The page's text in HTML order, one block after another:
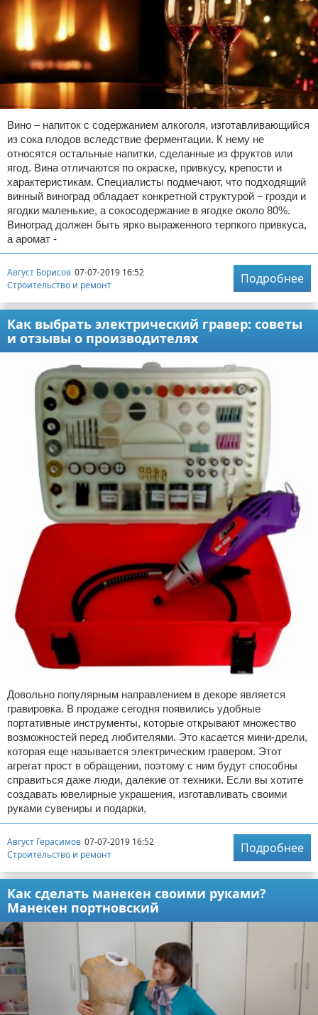
Вино – напиток с содержанием алкоголя, изготавливающийся
из сока плодов вследствие ферментации. К нему не
относятся остальные напитки, сделанные из фруктов или
ягод. Вина отличаются по окраске, привкусу, крепости и
характеристикам. Специалисты подмечают, что подходящий
винный виноград обладает конкретной структурой – грозди и
ягодки маленькие, а сокосодержание в ягодке около 80%.
Виноград должен быть ярко выраженного терпкого привкуса,
а аромат -
Август Борисов 07-07-2019 16:52
Строительство и ремонт
Подробнее
Как выбрать электрический гравер: советы
и отзывы о производителях
Довольно популярным направлением в декоре является
гравировка. В продаже сегодня появились удобные
портативные инструменты, которые открывают множество
возможностей перед любителями. Это касается мини-дрели,
которая еще называется электрическим гравером. Этот
агрегат прост в обращении, поэтому с ним будут способны
справиться даже люди, далекие от техники. Если вы хотите
создавать ювелирные украшения, изготавливать своими
руками сувениры и подарки,
Август Герасимов 07-07-2019 16:52
Строительство и ремонт
Подробнее
Как сделать манекен своими руками?
Манекен портновский